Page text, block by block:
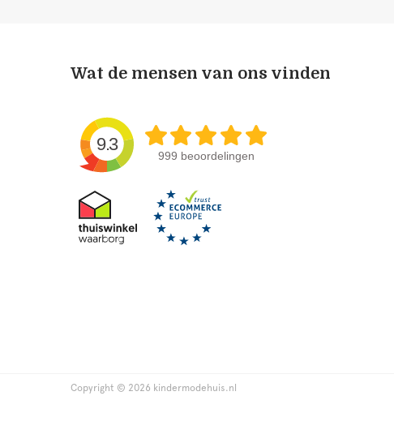
Wat de mensen van ons vinden
9.3
999 beoordelingen
Copyright © 2026 kindermodehuis.nl